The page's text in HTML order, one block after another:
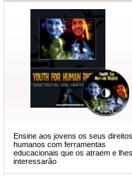
Ensine aos jovens os seus direitos
humanos com ferramentas
educacionais que os atraem e lhes
interessarão